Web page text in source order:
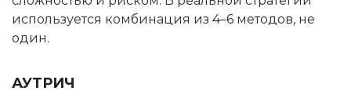
используется комбинация из 4–6 методов, не
один.
АУТРИЧ